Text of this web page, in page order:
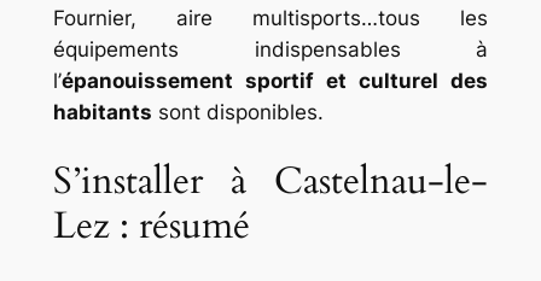
Fournier, aire multisports…tous les
équipements indispensables à
l’épanouissement sportif et culturel des
habitants sont disponibles.
S’installer à Castelnau-le-
Lez : résumé